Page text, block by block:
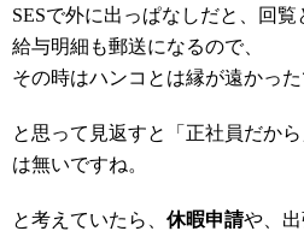
SESで外に出っぱなしだと、回覧
給与明細も郵送になるので、
その時はハンコとは縁が遠かった
と思って見返すと「正社員だか
は無いですね。
と考えていたら、 休暇申請や、